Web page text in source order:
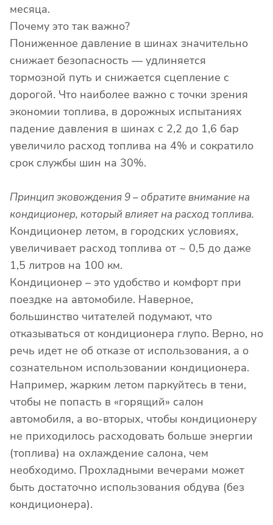
месяца.
Почему это так важно?
Пониженное давление в шинах значительно
снижает безопасность — удлиняется
тормозной путь и снижается сцепление с
дорогой. Что наиболее важно с точки зрения
экономии топлива, в дорожных испытаниях
падение давления в шинах с 2,2 до 1,6 бар
увеличило расход топлива на 4% и сократило
срок службы шин на 30%.
Принцип эковождения 9 – обратите внимание на
кондиционер, который влияет на расход топлива.
Кондиционер летом, в городских условиях,
увеличивает расход топлива от ~ 0,5 до даже
1,5 литров на 100 км.
Кондиционер – это удобство и комфорт при
поездке на автомобиле. Наверное,
большинство читателей подумают, что
отказываться от кондиционера глупо. Верно, но
речь идет не об отказе от использования, а о
сознательном использовании кондиционера.
Например, жарким летом паркуйтесь в тени,
чтобы не попасть в «горящий» салон
автомобиля, а во-вторых, чтобы кондиционеру
не приходилось расходовать больше энергии
(топлива) на охлаждение салона, чем
необходимо. Прохладными вечерами может
быть достаточно использования обдува (без
кондиционера).